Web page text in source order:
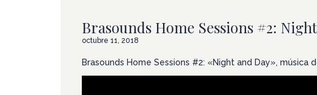
Brasounds Home Sessions #2:
octubre 11, 2018
Brasounds Home Sessions #2: «Night and Day», música